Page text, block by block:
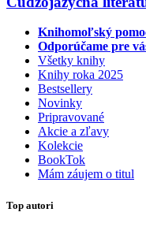
Knihomoľský
Odporúčame pre
Všetky knihy
Knihy roka 2025
Bestsellery
Novinky
Pripravované
Akcie a zľavy
Kolekcie
BookTok
Mám záujem o titul
Top autori